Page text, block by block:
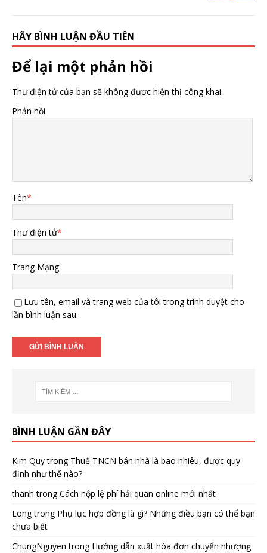
HÃY BÌNH LUẬN ĐẦU TIÊN
Để lại một phản hồi
Thư điện tử của bạn sẽ không được hiện thị công khai.
Phản hồi
Tên*
Thư điện tử*
Trang Mạng
Lưu tên, email và trang web của tôi trong trình duyệt cho
lần bình luận sau.
BÌNH LUẬN GẦN ĐÂY
Kim Quytrong Thuế TNCN bán nhà là bao nhiêu, được quy
định như thế nào?
thanh trongCách nộp lệ phí hải quan online mới nhất
Longtrong Phụ lục hợp đồng là gì? Những điều bạn có thể bạn
chưa biết
ChungNguyen trong Hướng dẫn xuất hóa đơn chuyển nhượng